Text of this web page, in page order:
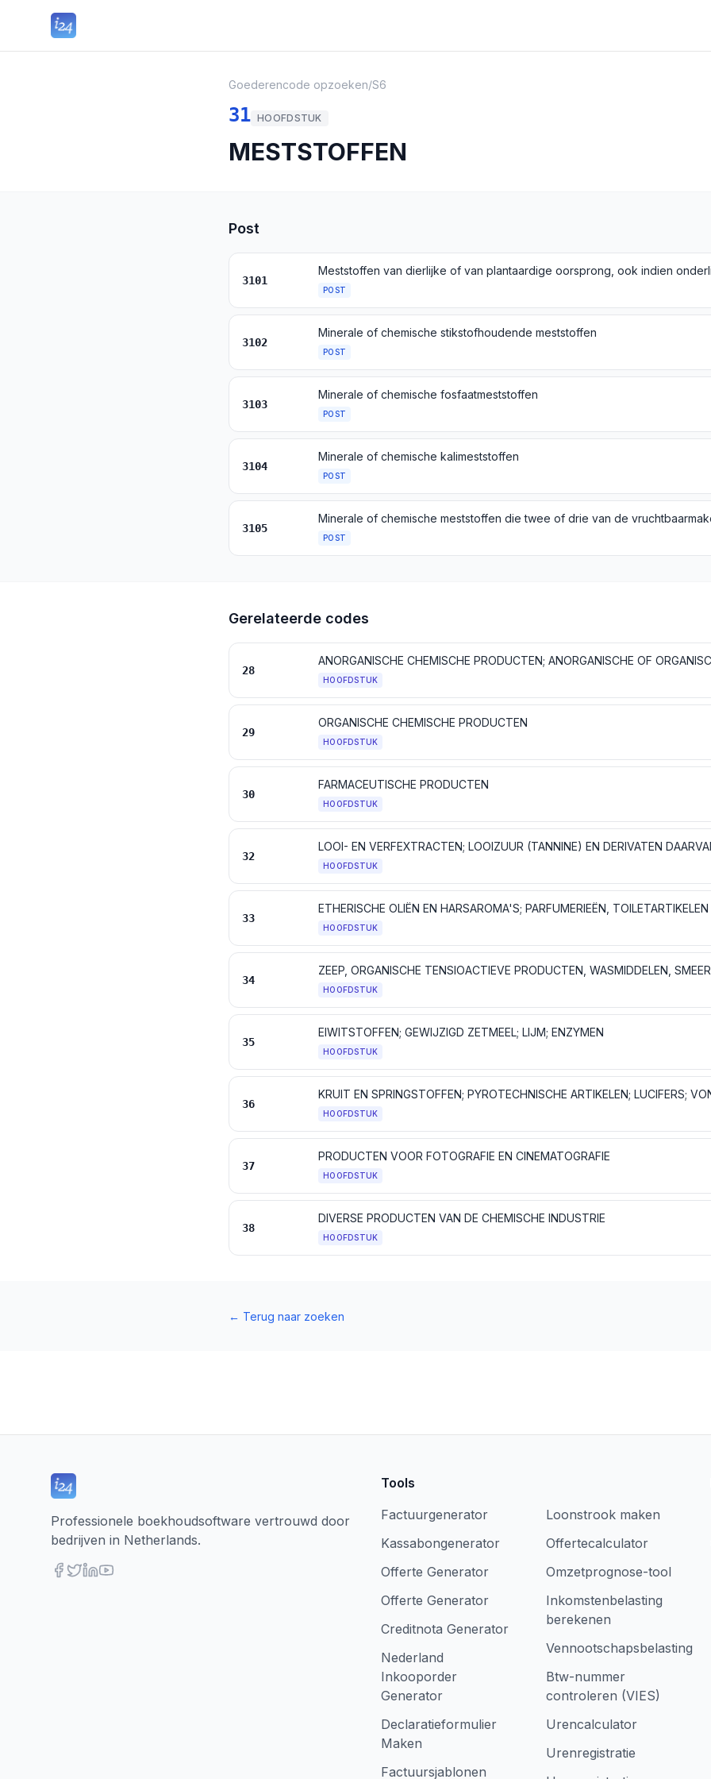
Goederencode opzoeken/S6
31 HOOFDSTUK
MESTSTOFFEN
Post
3101
POST
3102
Minerale of chemische stikstofhoudende meststoffen
POST
3103
Minerale of chemische fosfaatmeststoffen
POST
3104
Minerale of chemische kalimeststoffen
POST
3105
POST
Gerelateerde codes
28
HOOFDSTUK
29
ORGANISCHE CHEMISCHE PRODUCTEN
HOOFDSTUK
30
FARMACEUTISCHE PRODUCTEN
HOOFDSTUK
32
HOOFDSTUK
33
HOOFDSTUK
34
HOOFDSTUK
35
EIWITSTOFFEN; GEWIJZIGD ZETMEEL; LIJM; ENZYMEN
HOOFDSTUK
36
HOOFDSTUK
37
PRODUCTEN VOOR FOTOGRAFIE EN CINEMATOGRAFIE
HOOFDSTUK
38
DIVERSE PRODUCTEN VAN DE CHEMISCHE INDUSTRIE
HOOFDSTUK
← Terug naar zoeken
Professionele boekhoudsoftware vertrouwd door
bedrijven in Netherlands.
Tools
Factuurgenerator
Kassabongenerator
Offerte Generator
Offerte Generator
Creditnota Generator
Nederland
Inkooporder
Generator
Declaratieformulier
Maken
Factuursjablonen
Loonstrook maken
Offertecalculator
Omzetprognose-tool
Inkomstenbelasting
berekenen
Vennootschapsbelasting
Btw-nummer
controleren (VIES)
Urencalculator
Urenregistratie